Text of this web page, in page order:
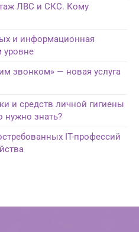
ЛВС и СКС. Кому
и информационная
уровне
звонком» — новая услуга
и средств личной гигиены
нужно знать?
IT-профессий